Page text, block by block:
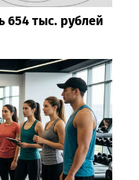
654 тыс. рублей